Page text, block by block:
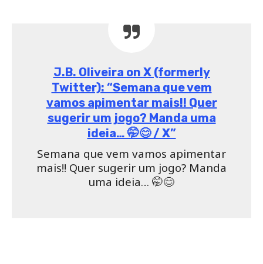
J.B. Oliveira on X (formerly
Twitter): “Semana que vem
vamos apimentar mais!! Quer
sugerir um jogo? Manda uma
ideia… 🤭😊 / X”
Semana que vem vamos apimentar
mais!! Quer sugerir um jogo? Manda
uma ideia… 🤭😊